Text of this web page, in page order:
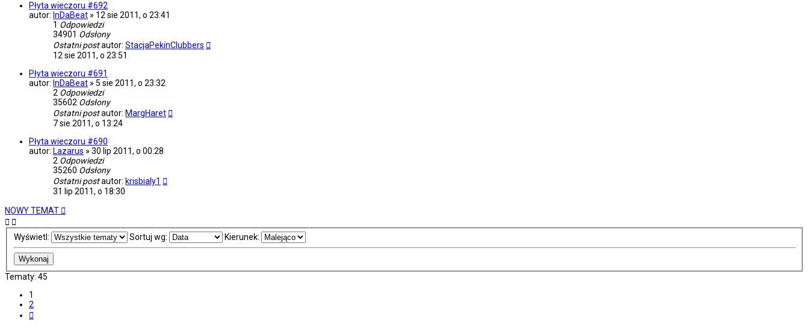
Płyta wieczoru #692
autor: InDaBeat » 12 sie 2011, o 23:41
1 Odpowiedzi
34901 Odsłony
Ostatni postautor: StacjaPekinClubbers
12 sie 2011, o 23:51
Płyta wieczoru #691
autor: InDaBeat » 5 sie 2011, o 23:32
2 Odpowiedzi
35602 Odsłony
Ostatni postautor: MargHaret
7 sie 2011, o 13:24
Płyta wieczoru #690
autor: Lazarus » 30 lip 2011, o 00:28
2 Odpowiedzi
35260 Odsłony
Ostatni postautor: krisbialy1
31 lip 2011, o 18:30
NOWY TEMAT
Wyświetl: Sortuj wg: Kierunek:
Tematy: 45
1
2